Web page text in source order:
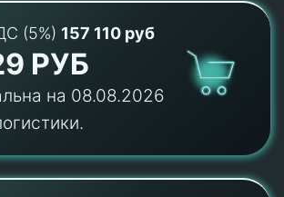
(5%) 157 110 руб
РУБ
на 08.08.2026